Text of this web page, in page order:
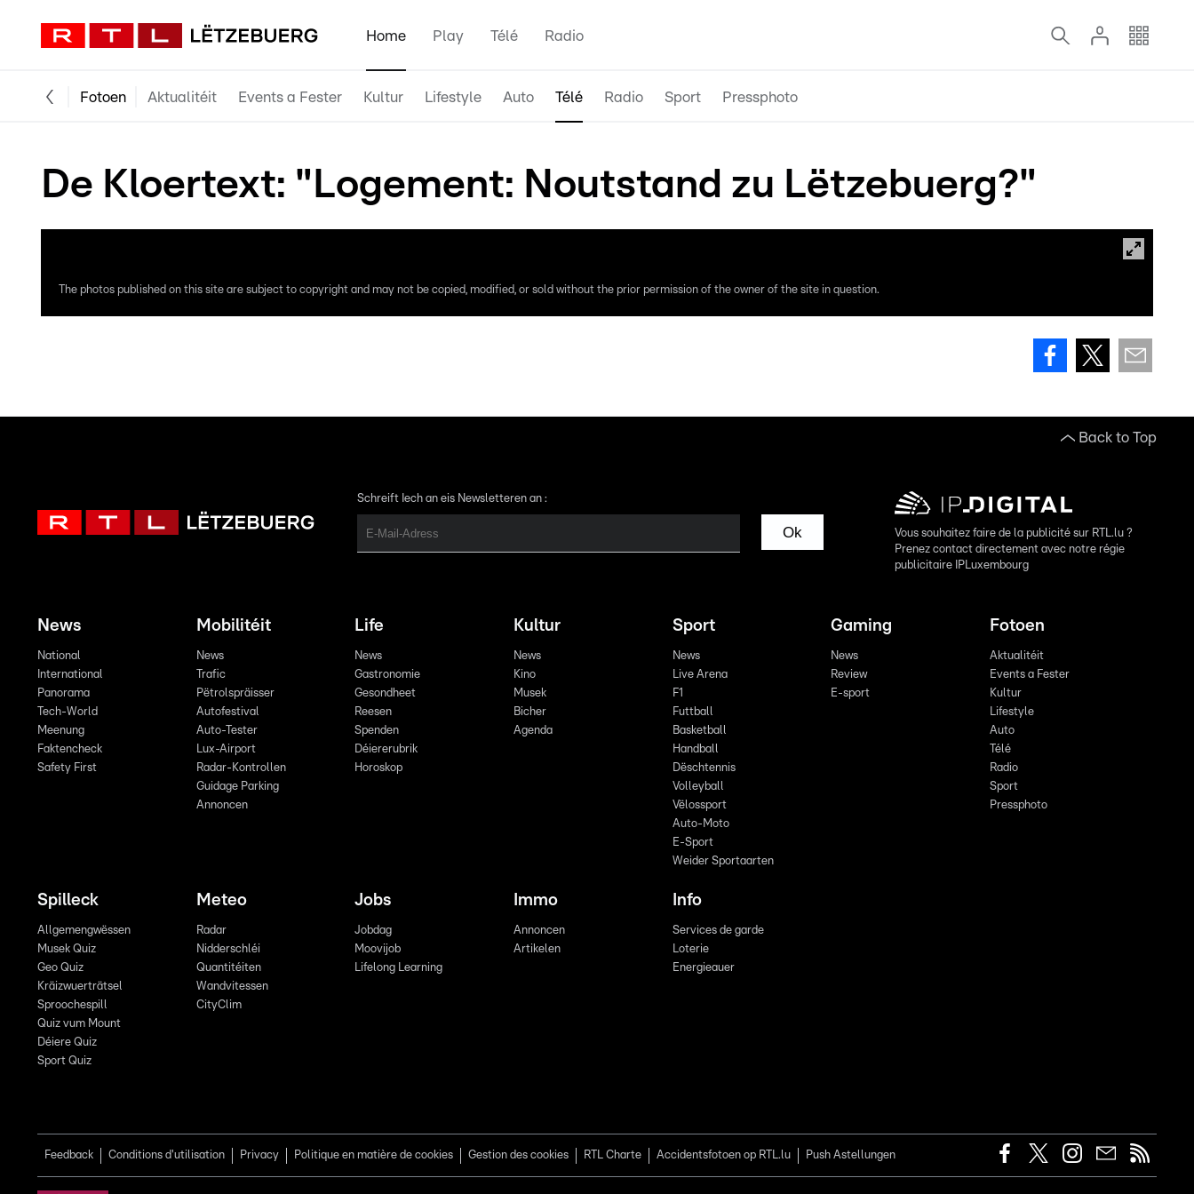
Home Play Télé Radio
Fotoen Aktualitéit Events a Fester Kultur Lifestyle Auto Télé Radio Sport Pressphoto
De Kloertext: "Logement: Noutstand zu Lëtzebuerg?"
The photos published on this site are subject to copyright and may not be copied, modified, or sold without the prior permission of the owner of the site in question.
Back to Top
Schreift Iech an eis Newsletteren an :
Ok
Vous souhaitez faire de la publicité sur RTL.lu ?
Prenez contact directement avec notre régie
publicitaire IPLuxembourg
News
National
International
Panorama
Tech-World
Meenung
Faktencheck
Safety First
Mobilitéit
News
Trafic
Pëtrolspräisser
Autofestival
Auto-Tester
Lux-Airport
Radar-Kontrollen
Guidage Parking
Annoncen
Life
News
Gastronomie
Gesondheet
Reesen
Spenden
Déiererubrik
Horoskop
Kultur
News
Kino
Musek
Bicher
Agenda
Sport
News
Live Arena
F1
Futtball
Basketball
Handball
Dëschtennis
Volleyball
Vëlossport
Auto-Moto
E-Sport
Weider Sportaarten
Gaming
News
Review
E-sport
Fotoen
Aktualitéit
Events a Fester
Kultur
Lifestyle
Auto
Télé
Radio
Sport
Pressphoto
Spilleck
Allgemengwëssen
Musek Quiz
Geo Quiz
Kräizwuerträtsel
Sproochespill
Quiz vum Mount
Déiere Quiz
Sport Quiz
Meteo
Radar
Nidderschléi
Quantitéiten
Wandvitessen
CityClim
Jobs
Jobdag
Moovijob
Lifelong Learning
Immo
Annoncen
Artikelen
Info
Services de garde
Loterie
Energieauer
Feedback Conditions d'utilisation Privacy Politique en matière de cookies Gestion des cookies RTL Charte Accidentsfotoen op RTL.lu Push Astellungen